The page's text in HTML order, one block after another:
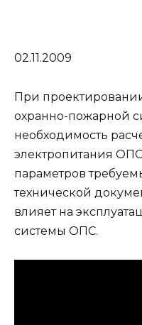
02.11.2009
При
охранно-пожарной
необходимость
электропитания
параметров
технической
влияет на
системы ОПС.